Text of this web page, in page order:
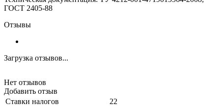
ГОСТ 2405-88
Отзывы
Загрузка отзывов...
Нет отзывов
Добавить отзыв
Ставки налогов
22